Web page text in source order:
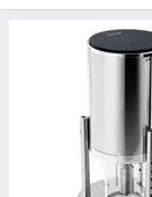
будівництві,
кожній з цих
віскозиметра,
досліджуваних
З їх
кінетичну
продуктів), з
складання